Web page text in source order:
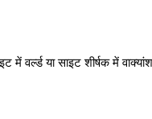
वर्ल्‍ड या साइट शीर्षक में